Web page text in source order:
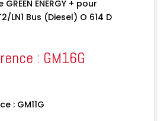
: GM16G